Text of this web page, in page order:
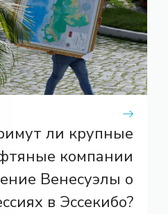
ли крупные
компании
Венесуэлы о
в Эссекибо?